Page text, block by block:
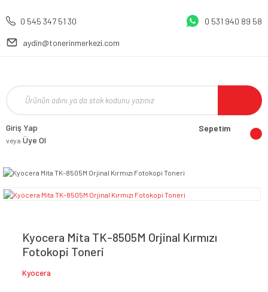
0 545 347 51 30 0 531 940 89 58
aydin@tonerinmerkezi.com
Giriş Yap
veya Üye Ol
Sepetim
Kyocera Mita TK-8505M Orjinal Kırmızı
Fotokopi Toneri
Kyocera